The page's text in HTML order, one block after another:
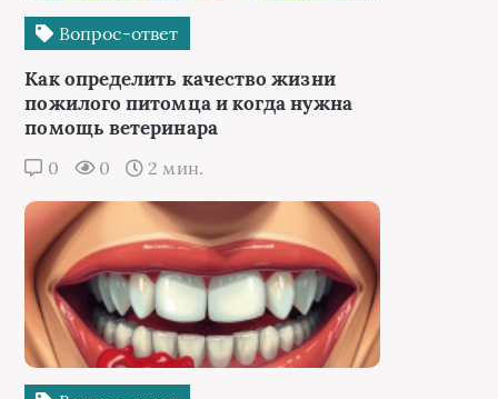
Вопрос-ответ
Как определить качество жизни
пожилого питомца и когда нужна
помощь ветеринара
0 0 2 мин.